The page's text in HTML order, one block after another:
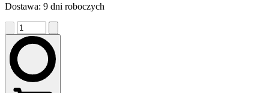
Dostawa: 9 dni roboczych